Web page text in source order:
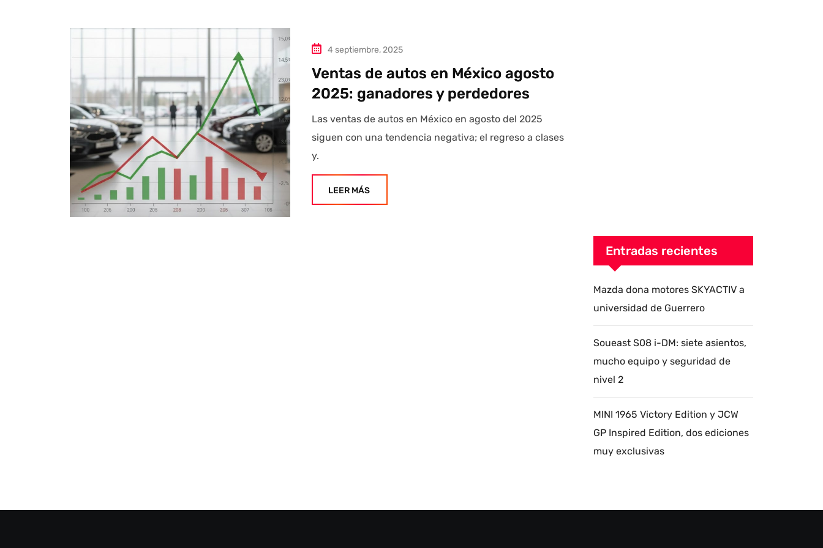
4 septiembre, 2025
Ventas de autos en México agosto
2025: ganadores y perdedores
Las ventas de autos en México en agosto del 2025
siguen con una tendencia negativa; el regreso a clases
y.
LEER MÁS
Entradas recientes
Mazda dona motores SKYACTIV a
universidad de Guerrero
Soueast S08 i-DM: siete asientos,
mucho equipo y seguridad de
nivel 2
MINI 1965 Victory Edition y JCW
GP Inspired Edition, dos ediciones
muy exclusivas